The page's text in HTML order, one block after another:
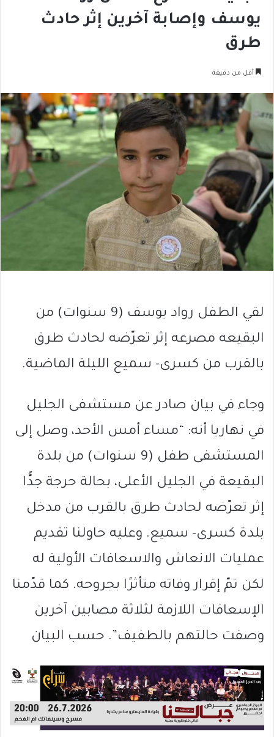
يوسف وإصابة آخرين إثر حادث
طرق
أقل من دقيقة
لقي الطفل رواد يوسف (9 سنوات) من
البقيعه مصرعه إثر تعرّضه لحادث طرق
بالقرب من كسرى- سميع الليلة الماضية.
وجاء في بيان صادر عن مستشفى الجليل
في نهاريا أنه: “مساء أمس الأحد، وصل إلى
المستشفى طفل (9 سنوات) من بلدة
البقيعة في الجليل الأعلى، بحالة حرجة جدًّا
إثر تعرّضه لحادث طرق بالقرب من مدخل
بلدة كسرى- سميع. وعليه حاولنا تقديم
عمليات الانعاش والاسعافات الأولية له
لكن تمّ إقرار وفاته متأثرًا بجروحه. كما قدّمنا
الإسعافات اللازمة لثلاثة مصابين آخرين
وصفت حالتهم بالطفيف”. حسب البيان